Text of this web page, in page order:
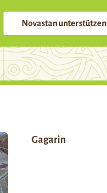
Novastan unterstützen
Gagarin